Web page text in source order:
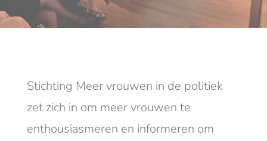
Stichting Meer vrouwen in de politiek
zet zich in om meer vrouwen te
enthousiasmeren en informeren om